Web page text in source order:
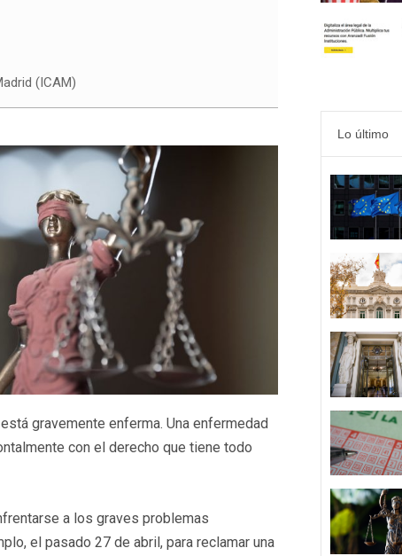
(ICAM)
gravemente enferma. Una enfermedad
con el derecho que tiene todo
a los graves problemas
el pasado 27 de abril, para reclamar una
Lo último